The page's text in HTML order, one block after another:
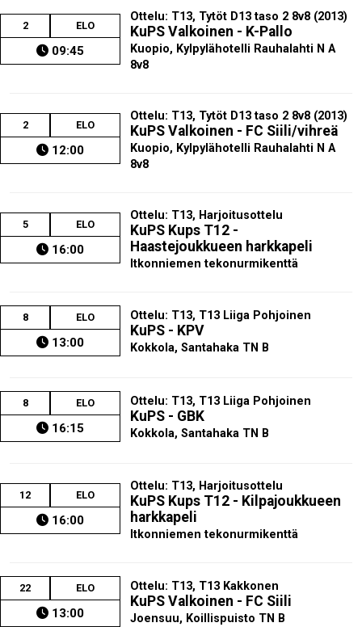
2 ELO
09:45
Ottelu: T13, Tytöt D13 taso 2 8v8 (2013)
KuPS Valkoinen - K-Pallo
Kuopio, Kylpylähotelli Rauhalahti N A
8v8
2 ELO
12:00
Ottelu: T13, Tytöt D13 taso 2 8v8 (2013)
KuPS Valkoinen - FC Siili/vihreä
Kuopio, Kylpylähotelli Rauhalahti N A
8v8
5 ELO
16:00
Ottelu: T13, Harjoitusottelu
KuPS Kups T12 -
Haastejoukkueen harkkapeli
Itkonniemen tekonurmikenttä
8 ELO
13:00
Ottelu: T13, T13 Liiga Pohjoinen
KuPS - KPV
Kokkola, Santahaka TN B
8 ELO
16:15
Ottelu: T13, T13 Liiga Pohjoinen
KuPS - GBK
Kokkola, Santahaka TN B
12 ELO
16:00
Ottelu: T13, Harjoitusottelu
KuPS Kups T12 - Kilpajoukkueen
harkkapeli
Itkonniemen tekonurmikenttä
22 ELO
13:00
Ottelu: T13, T13 Kakkonen
KuPS Valkoinen - FC Siili
Joensuu, Koillispuisto TN B